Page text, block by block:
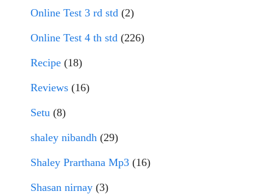
Online Test 3 rd std (2)
Online Test 4 th std (226)
Recipe (18)
Reviews (16)
Setu (8)
shaley nibandh (29)
Shaley Prarthana Mp3 (16)
Shasan nirnay (3)